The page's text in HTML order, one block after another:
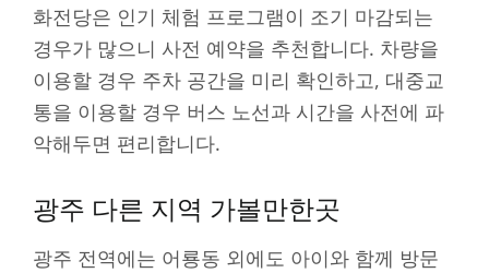
화전당은 인기 체험 프로그램이 조기 마감되는
경우가 많으니 사전 예약을 추천합니다. 차량을
이용할 경우 주차 공간을 미리 확인하고, 대중교
통을 이용할 경우 버스 노선과 시간을 사전에 파
악해두면 편리합니다.
광주 다른 지역 가볼만한곳
광주 전역에는 어룡동 외에도 아이와 함께 방문